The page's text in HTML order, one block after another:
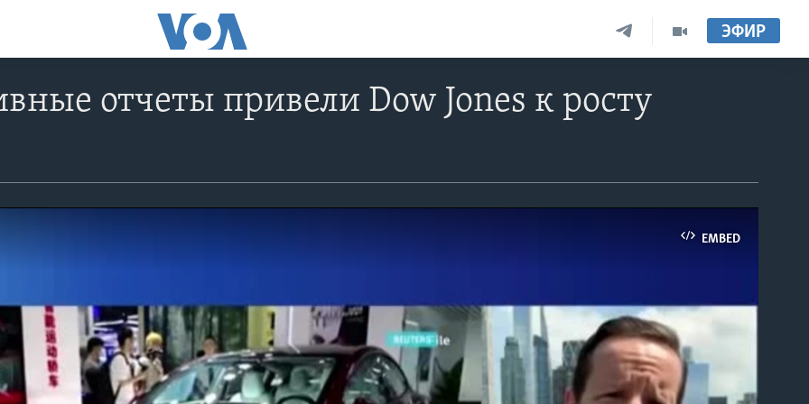
ЭФИР
отчеты привели Dow Jones к росту
EMBED